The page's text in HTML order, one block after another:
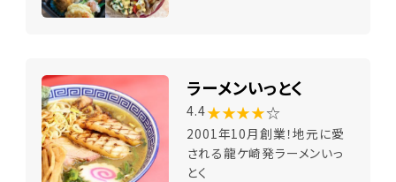
ラーメンいっとく
4.4★★★★☆
2001年10月創業！地元に愛
される龍ケ崎発ラーメンいっ
とく